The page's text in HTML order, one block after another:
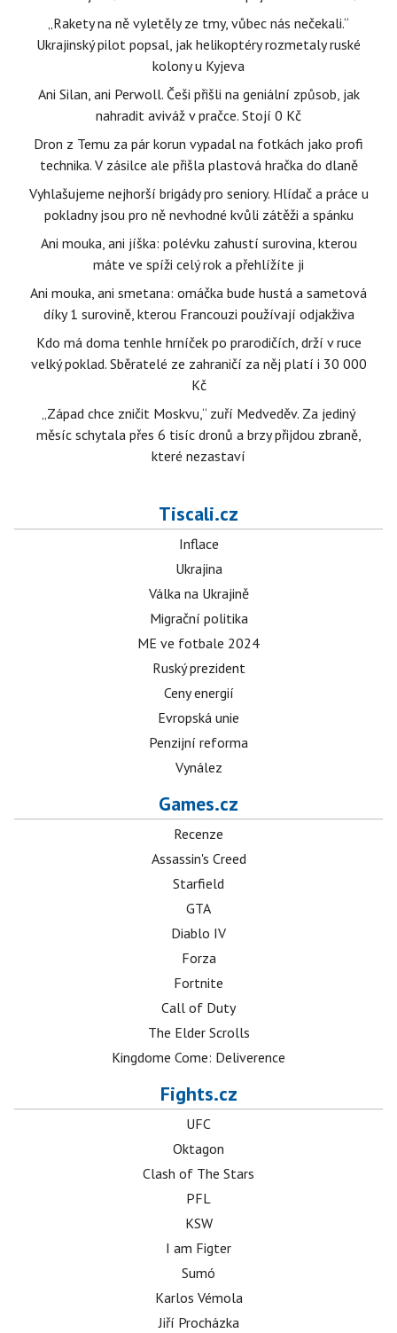
„Rakety na ně vyletěly ze tmy, vůbec nás nečekali.“
Ukrajinský pilot popsal, jak helikoptéry rozmetaly ruské
kolony u Kyjeva
Ani Silan, ani Perwoll. Češi přišli na geniální způsob, jak
nahradit aviváž v pračce. Stojí 0 Kč
Dron z Temu za pár korun vypadal na fotkách jako profi
technika. V zásilce ale přišla plastová hračka do dlaně
Vyhlašujeme nejhorší brigády pro seniory. Hlídač a práce u
pokladny jsou pro ně nevhodné kvůli zátěži a spánku
Ani mouka, ani jíška: polévku zahustí surovina, kterou
máte ve spíži celý rok a přehlížíte ji
Ani mouka, ani smetana: omáčka bude hustá a sametová
díky 1 surovině, kterou Francouzi používají odjakživa
Kdo má doma tenhle hrníček po prarodičích, drží v ruce
velký poklad. Sběratelé ze zahraničí za něj platí i 30 000
Kč
„Západ chce zničit Moskvu,“ zuří Medveděv. Za jediný
měsíc schytala přes 6 tisíc dronů a brzy přijdou zbraně,
které nezastaví
Tiscali.cz
Inflace
Ukrajina
Válka na Ukrajině
Migrační politika
ME ve fotbale 2024
Ruský prezident
Ceny energií
Evropská unie
Penzijní reforma
Vynález
Games.cz
Recenze
Assassin's Creed
Starfield
GTA
Diablo IV
Forza
Fortnite
Call of Duty
The Elder Scrolls
Kingdome Come: Deliverence
Fights.cz
UFC
Oktagon
Clash of The Stars
PFL
KSW
I am Figter
Sumó
Karlos Vémola
Jiří Procházka